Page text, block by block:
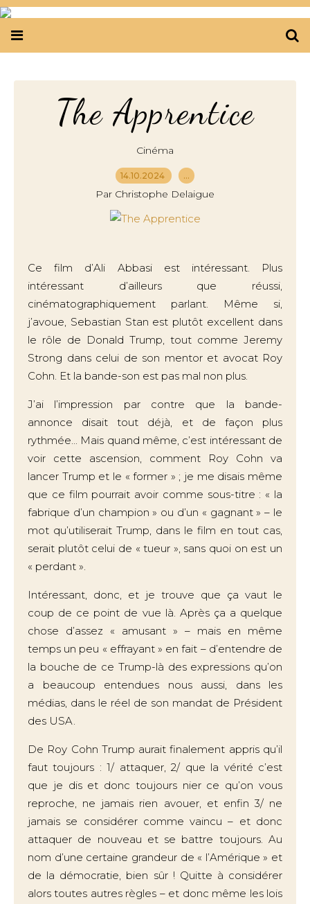
The Apprentice
Cinéma
14.10.2024 …
Par Christophe Delaigue
Ce film d’Ali Abbasi est intéressant. Plus
intéressant d’ailleurs que réussi,
cinématographiquement parlant. Même si,
j’avoue, Sebastian Stan est plutôt excellent dans
le rôle de Donald Trump, tout comme Jeremy
Strong dans celui de son mentor et avocat Roy
Cohn. Et la bande-son est pas mal non plus.
J’ai l’impression par contre que la bande-
annonce disait tout déjà, et de façon plus
rythmée... Mais quand même, c’est intéressant de
voir cette ascension, comment Roy Cohn va
lancer Trump et le « former » ; je me disais même
que ce film pourrait avoir comme sous-titre : « la
fabrique d’un champion » ou d’un « gagnant » – le
mot qu’utiliserait Trump, dans le film en tout cas,
serait plutôt celui de « tueur », sans quoi on est un
« perdant ».
Intéressant, donc, et je trouve que ça vaut le
coup de ce point de vue là. Après ça a quelque
chose d’assez « amusant » – mais en même
temps un peu « effrayant » en fait – d’entendre de
la bouche de ce Trump-là des expressions qu’on
a beaucoup entendues nous aussi, dans les
médias, dans le réel de son mandat de Président
des USA.
De Roy Cohn Trump aurait finalement appris qu’il
faut toujours : 1/ attaquer, 2/ que la vérité c’est
que je dis et donc toujours nier ce qu’on vous
reproche, ne jamais rien avouer, et enfin 3/ ne
jamais se considérer comme vaincu – et donc
attaquer de nouveau et se battre toujours. Au
nom d’une certaine grandeur de « l’Amérique » et
de la démocratie, bien sûr ! Quitte à considérer
alors toutes autres règles – et donc même les lois